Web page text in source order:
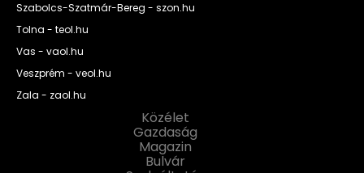
Szabolcs-Szatmár-Bereg - szon.hu
Tolna - teol.hu
Vas - vaol.hu
Veszprém - veol.hu
Zala - zaol.hu
Közélet
Gazdaság
Magazin
Bulvár